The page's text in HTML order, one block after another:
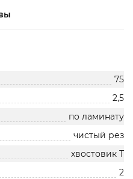
75
2,5
по ламинату
чистый рез
хвостовик Т
2